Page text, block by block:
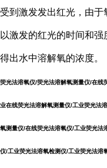
受到激发发出红光，由
以激发的红光的时间和
得出水中溶解氧的浓度。
荧光法溶氧仪/荧光法溶解氧测量仪/在线
业在线荧光法溶解氧测量仪/工业荧光法
氧测量仪/在线荧光法溶氧仪/工业荧光法
仪/工业荧光法溶氧检测仪/工业荧光法溶